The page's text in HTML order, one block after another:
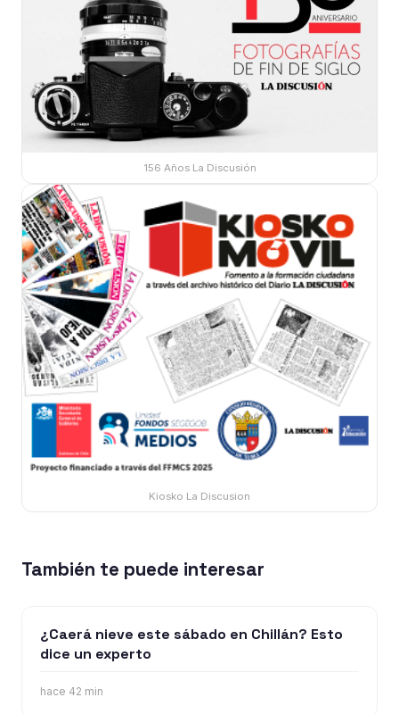
156 Años La Discusión
Kiosko La Discusion
También te puede interesar
¿Caerá nieve este sábado en Chillán? Esto
dice un experto
hace 42 min